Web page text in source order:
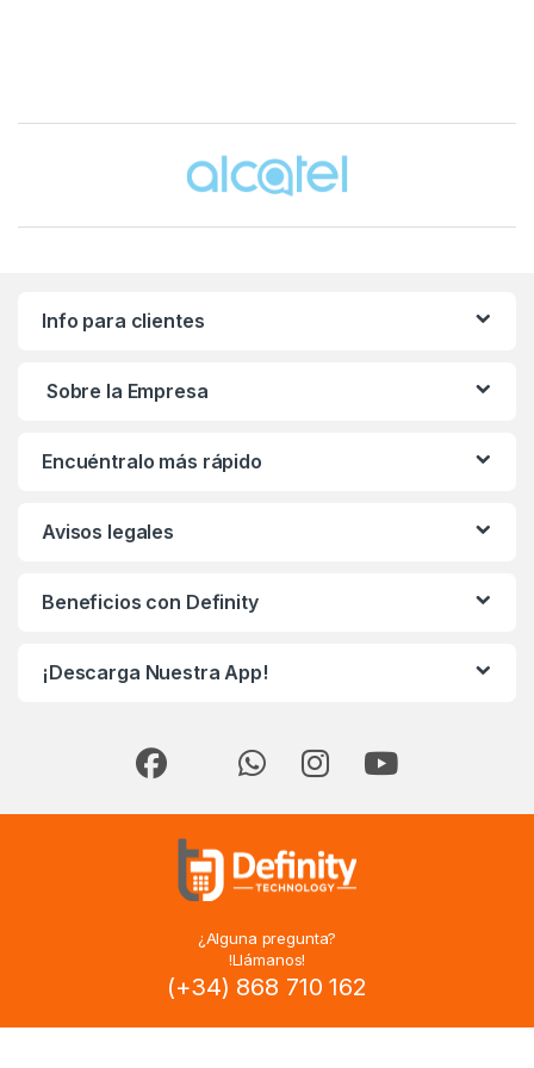
Brands Carousel
Info para clientes
Sobre la Empresa
Encuéntralo más rápido
Avisos legales
Beneficios con Definity
¡Descarga Nuestra App!
¿Alguna pregunta?
!Llámanos!
(+34) 868 710 162